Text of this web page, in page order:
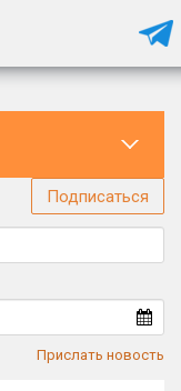
Подписаться
Прислать новость